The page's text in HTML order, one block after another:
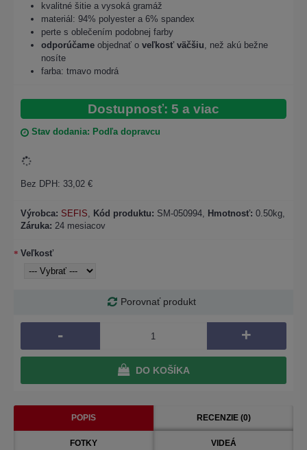
kvalitné šitie a vysoká gramáž
materiál: 94% polyester a 6% spandex
perte s oblečením podobnej farby
odporúčame objednať o veľkosť väčšiu, než akú bežne
nosíte
farba: tmavo modrá
Dostupnosť: 5 a viac
Stav dodania: Podľa dopravcu
Bez DPH: 33,02 €
Výrobca: SEFIS, Kód produktu: SM-050994, Hmotnosť: 0.50kg,
Záruka: 24 mesiacov
Veľkosť
Porovnať produkt
- +
DO KOŠÍKA
POPIS RECENZIE (0)
FOTKY VIDEÁ